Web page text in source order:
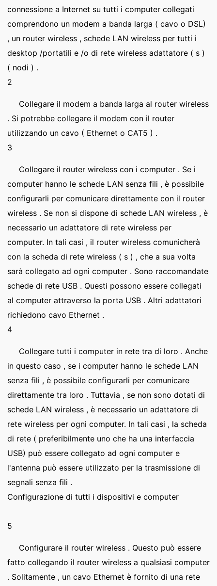
connessione a Internet su tutti i computer collegati
comprendono un modem a banda larga ( cavo o DSL)
, un router wireless , schede LAN wireless per tutti i
desktop /portatili e /o di rete wireless adattatore ( s )
( nodi ) .
2
Collegare il modem a banda larga al router wireless
. Si potrebbe collegare il modem con il router
utilizzando un cavo ( Ethernet o CAT5 ) .
3
Collegare il router wireless con i computer . Se i
computer hanno le schede LAN senza fili , è possibile
configurarli per comunicare direttamente con il router
wireless . Se non si dispone di schede LAN wireless , è
necessario un adattatore di rete wireless per
computer. In tali casi , il router wireless comunicherà
con la scheda di rete wireless ( s ) , che a sua volta
sarà collegato ad ogni computer . Sono raccomandate
schede di rete USB . Questi possono essere collegati
al computer attraverso la porta USB . Altri adattatori
richiedono cavo Ethernet .
4
Collegare tutti i computer in rete tra di loro . Anche
in questo caso , se i computer hanno le schede LAN
senza fili , è possibile configurarli per comunicare
direttamente tra loro . Tuttavia , se non sono dotati di
schede LAN wireless , è necessario un adattatore di
rete wireless per ogni computer. In tali casi , la scheda
di rete ( preferibilmente uno che ha una interfaccia
USB) può essere collegato ad ogni computer e
l'antenna può essere utilizzato per la trasmissione di
segnali senza fili .
Configurazione di tutti i dispositivi e computer
5
Configurare il router wireless . Questo può essere
fatto collegando il router wireless a qualsiasi computer
. Solitamente , un cavo Ethernet è fornito di una rete